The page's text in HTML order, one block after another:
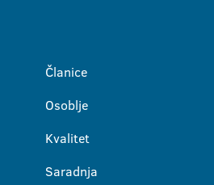
Članice
Osoblje
Kvalitet
Saradnja